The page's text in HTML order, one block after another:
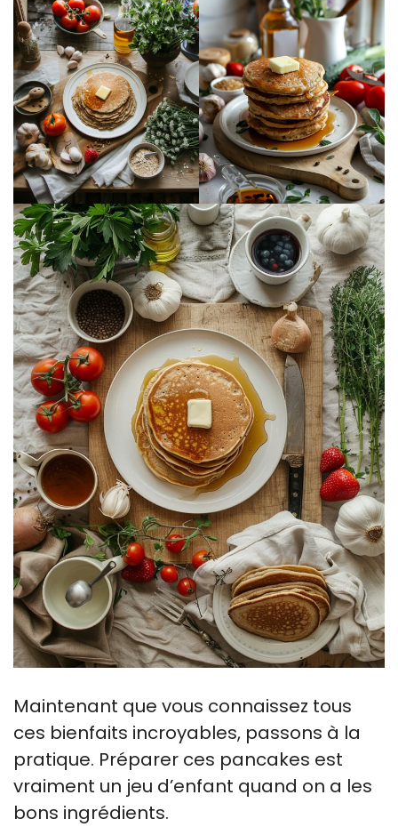
Maintenant que vous connaissez tous
ces bienfaits incroyables, passons à la
pratique. Préparer ces pancakes est
vraiment un jeu d’enfant quand on a les
bons ingrédients.